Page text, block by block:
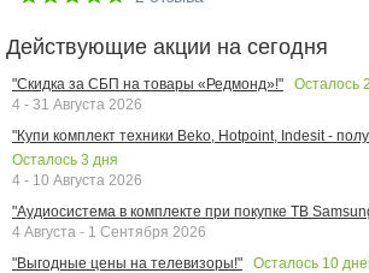
Действующие акции на сегодня
"Скидка за СБП на товары «Редмонд»!" Осталось
4 - 31 Августа 2026
"Купи комплект техники Beko, Hotpoint, Indesit -
Осталось 3 дня
4 - 10 Августа 2026
"Аудиосистема в комплекте при покупке ТВ
4 Августа - 1 Сентября 2026
"Выгодные цены на телевизоры!"
Осталось 10